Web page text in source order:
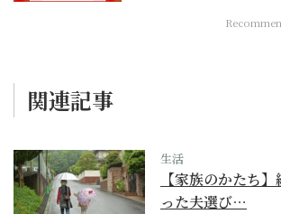
関連記事
生活
【家族のかたち
った夫選び…